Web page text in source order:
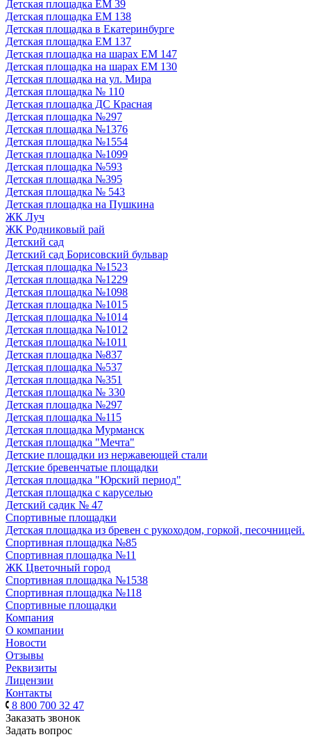
Детская площадка ЕМ 39
Детская площадка ЕМ 138
Детская площадка в Екатеринбурге
Детская площадка ЕМ 137
Детская площадка на шарах ЕМ 147
Детская площадка на шарах ЕМ 130
Детская площадка на ул. Мира
Детская площадка № 110
Детская площадка ДС Красная
Детская площадка №297
Детская площадка №1376
Детская площадка №1554
Детская площадка №1099
Детская площадка №593
Детская площадка №395
Детская площадка № 543
Детская площадка на Пушкина
ЖК Луч
ЖК Родниковый рай
Детский сад
Детский сад Борисовский бульвар
Детская площадка №1523
Детская площадка №1229
Детская площадка №1098
Детская площадка №1015
Детская площадка №1014
Детская площадка №1012
Детская площадка №1011
Детская площадка №837
Детская площадка №537
Детская площадка №351
Детская площадка № 330
Детская площадка №297
Детская площадка №115
Детская площадка Мурманск
Детская площадка "Мечта"
Детские площадки из нержавеющей стали
Детские бревенчатые площадки
Детская площадка "Юрский период"
Детская площадка с каруселью
Детский садик № 47
Спортивные площадки
Детская площадка из бревен с рукоходом, горкой, песочницей.
Спортивная площадка №85
Спортивная площадка №11
ЖК Цветочный город
Спортивная площадка №1538
Спортивная площадка №118
Спортивные площадки
Компания
О компании
Новости
Отзывы
Реквизиты
Лицензии
Контакты
8 800 700 32 47
Заказать звонок
Задать вопрос